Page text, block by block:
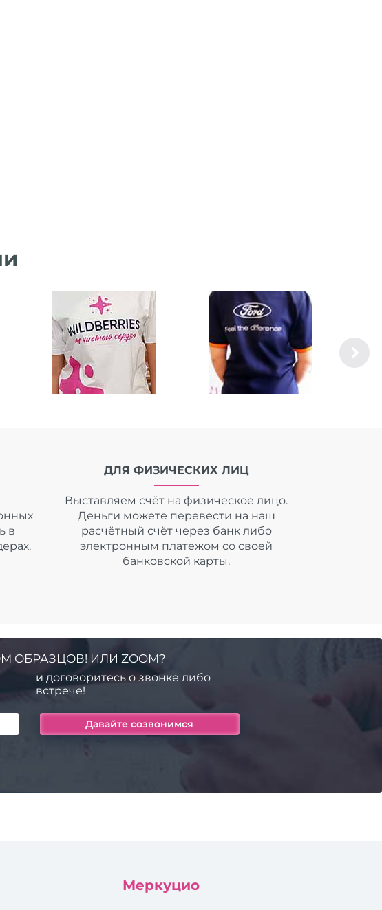
в
ДЛЯ ФИЗИЧЕСКИХ ЛИЦ
Выставляем счёт на физическое лицо.
Деньги можете перевести на наш
расчётный счёт через банк либо
электронным платежом со своей
банковской карты.
ИЛИ ZOOM?
и договоритесь о звонке либо
встрече!
Меркуцио